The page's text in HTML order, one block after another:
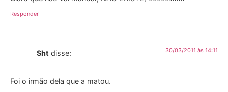
Responder
Sht disse: 30/03/2011 às 14:11
Foi o irmão dela que a matou.